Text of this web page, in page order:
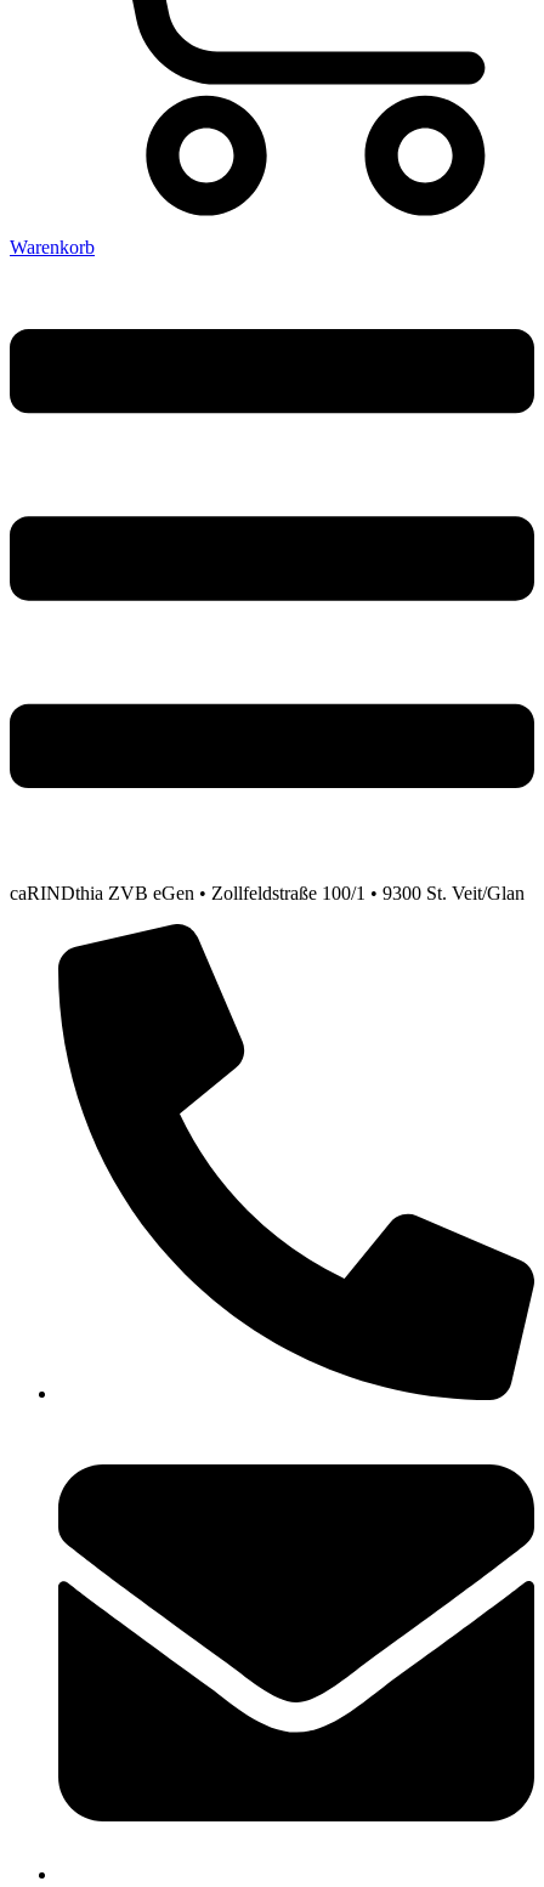
Warenkorb
caRINDthia ZVB eGen • Zollfeldstraße 100/1 • 9300 St. Veit/Glan